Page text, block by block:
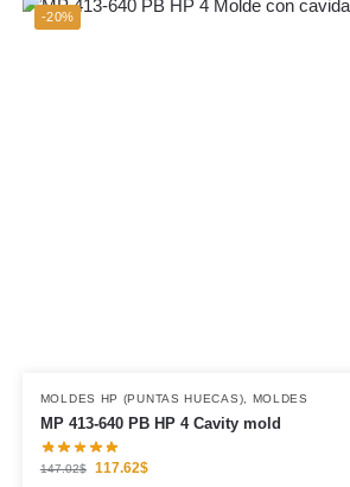
-20%
MOLDES HP (PUNTAS HUECAS) MOLDES
MP 413-640 PB HP 4 Cavity mold
147.02$ 117.62$